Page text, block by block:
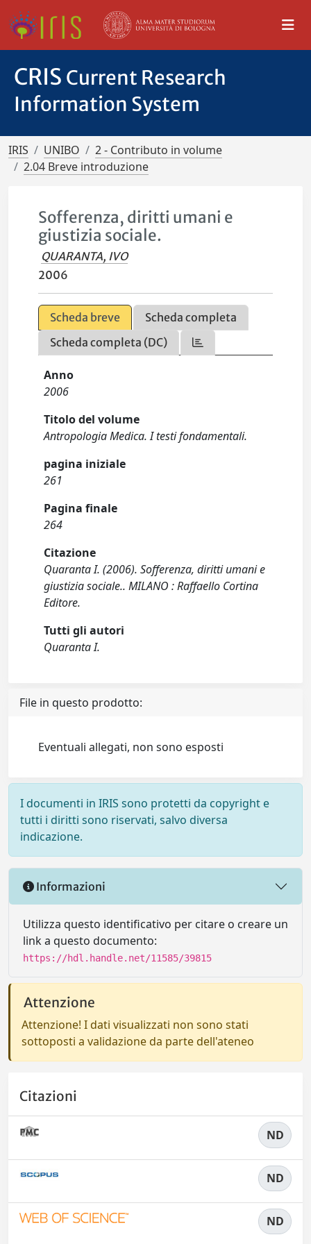
CRIS Current Research
Information System
IRIS UNIBO
2 - Contributo in volume
2.04 Breve introduzione
Sofferenza, diritti umani e
giustizia sociale.
QUARANTA, IVO
2006
Scheda breve
Scheda completa
Scheda completa (DC)
Anno
2006
Titolo del volume
Antropologia Medica. I testi fondamentali.
pagina iniziale
261
Pagina finale
264
Citazione
Quaranta I. (2006). Sofferenza, diritti umani e
giustizia sociale.. MILANO : Raffaello Cortina
Editore.
Tutti gli autori
Quaranta I.
File in questo prodotto:
Eventuali allegati, non sono esposti
I documenti in IRIS sono protetti da copyright e
tutti i diritti sono riservati, salvo diversa
indicazione.
Informazioni
Utilizza questo identificativo per citare o creare un
link a questo documento:
https://hdl.handle.net/11585/39815
Attenzione
Attenzione! I dati visualizzati non sono stati
sottoposti a validazione da parte dell'ateneo
Citazioni
ND
ND
ND